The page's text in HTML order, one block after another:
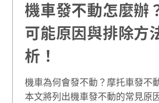
機車發不動怎麼辦
可能原因與排除方
析！
機車為何會發不動？摩托車發不
本文將列出機車發不動的常見原